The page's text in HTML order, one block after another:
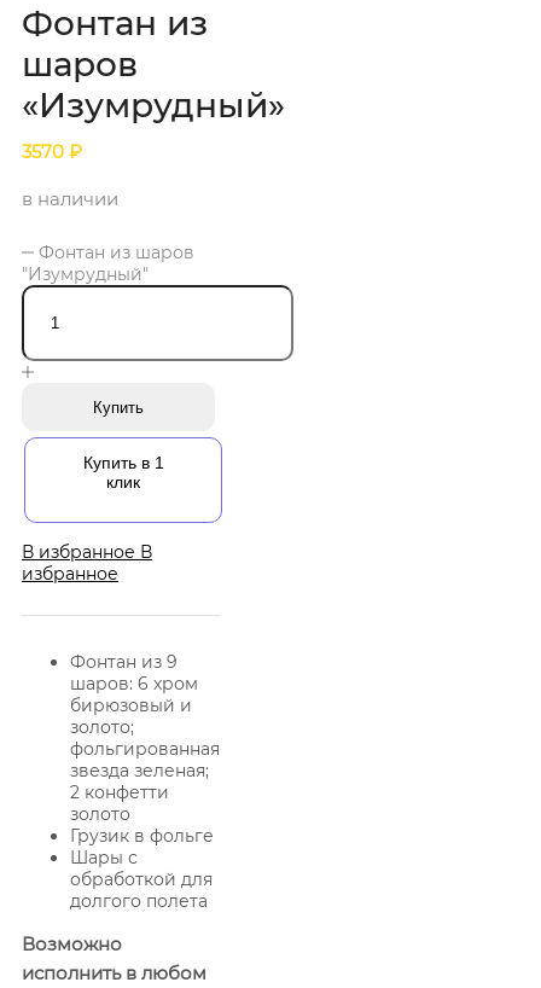
Фонтан из
шаров
«Изумрудный»
3570 ₽
в наличии
Фонтан из шаров
"Изумрудный"
Купить
Купить в 1
клик
В избранное В
избранное
Фонтан из 9
шаров: 6 хром
бирюзовый и
золото;
фольгированная
звезда зеленая;
2 конфетти
золото
Грузик в фольге
Шары с
обработкой для
долгого полета
Возможно
исполнить в любом